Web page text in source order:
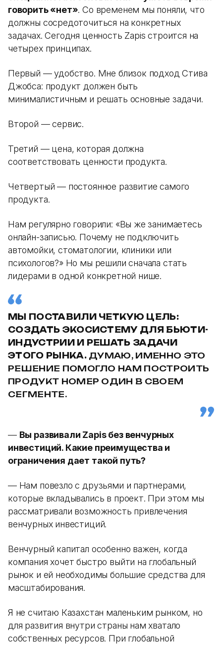
говорить «нет». Со временем мы поняли, что
должны сосредоточиться на конкретных
задачах. Сегодня ценность Zapis строится на
четырех принципах.
Первый — удобство. Мне близок подход Стива
Джобса: продукт должен быть
минималистичным и решать основные задачи.
Второй — сервис.
Третий — цена, которая должна
соответствовать ценности продукта.
Четвертый — постоянное развитие самого
продукта.
Нам регулярно говорили: «Вы же занимаетесь
онлайн-записью. Почему не подключить
автомойки, стоматологии, клиники или
психологов?» Но мы решили сначала стать
лидерами в одной конкретной нише.
МЫ ПОСТАВИЛИ ЧЕТКУЮ ЦЕЛЬ:
СОЗДАТЬ ЭКОСИСТЕМУ ДЛЯ БЬЮТИ-
ИНДУСТРИИ И РЕШАТЬ ЗАДАЧИ
ЭТОГО РЫНКА. ДУМАЮ, ИМЕННО ЭТО
РЕШЕНИЕ ПОМОГЛО НАМ ПОСТРОИТЬ
ПРОДУКТ НОМЕР ОДИН В СВОЕМ
СЕГМЕНТЕ.
— Вы развивали Zapis без венчурных
инвестиций. Какие преимущества и
ограничения дает такой путь?
— Нам повезло с друзьями и партнерами,
которые вкладывались в проект. При этом мы
рассматривали возможность привлечения
венчурных инвестиций.
Венчурный капитал особенно важен, когда
компания хочет быстро выйти на глобальный
рынок и ей необходимы большие средства для
масштабирования.
Я не считаю Казахстан маленьким рынком, но
для развития внутри страны нам хватало
собственных ресурсов. При глобальной